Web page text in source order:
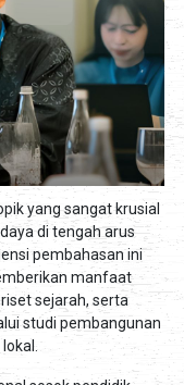
yang sangat krusial
di tengah arus
pembahasan ini
manfaat
sejarah, serta
studi pembangunan